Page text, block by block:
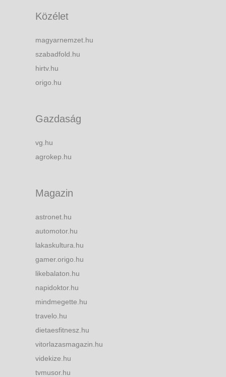
Közélet
magyarnemzet.hu
szabadfold.hu
hirtv.hu
origo.hu
Gazdaság
vg.hu
agrokep.hu
Magazin
astronet.hu
automotor.hu
lakaskultura.hu
gamer.origo.hu
likebalaton.hu
napidoktor.hu
mindmegette.hu
travelo.hu
dietaesfitnesz.hu
vitorlazasmagazin.hu
videkize.hu
tvmusor.hu